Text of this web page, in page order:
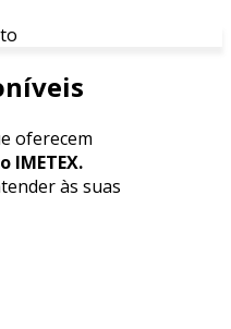
oferecem
às suas